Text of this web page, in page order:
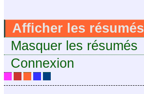
Afficher les résumés
Masquer les résumés
Connexion